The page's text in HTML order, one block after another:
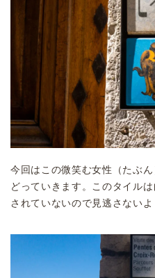
今回はこの微笑む女性（たぶ
どっていきます。このタイル
されていないので見逃さない